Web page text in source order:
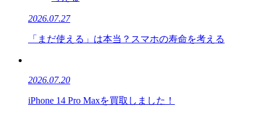
2026.07.27
「まだ使える」は本当？スマホの寿命を考える
2026.07.20
iPhone 14 Pro Maxを買取しました！